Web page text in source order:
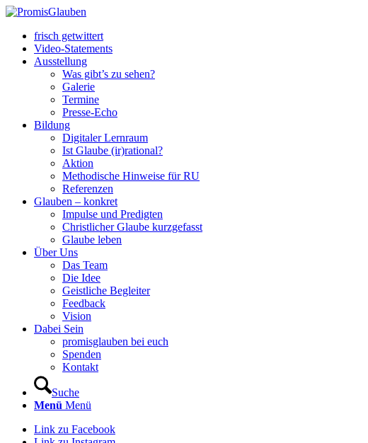
frisch getwittert
Video-Statements
Ausstellung
Was gibt’s zu sehen?
Galerie
Termine
Presse-Echo
Bildung
Digitaler Lernraum
Ist Glaube (ir)rational?
Aktion
Methodische Hinweise für RU
Referenzen
Glauben – konkret
Impulse und Predigten
Christlicher Glaube kurzgefasst
Glaube leben
Über Uns
Das Team
Die Idee
Geistliche Begleiter
Feedback
Vision
Dabei Sein
promisglauben bei euch
Spenden
Kontakt
Suche
Menü Menü
Link zu Facebook